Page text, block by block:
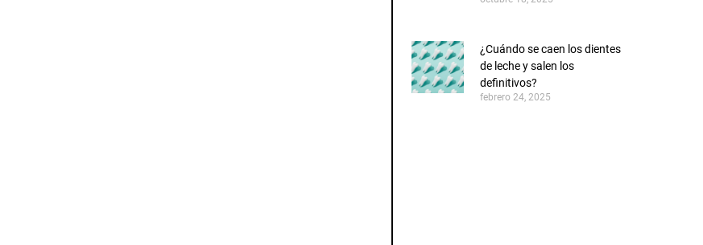
¿Cuándo se caen los dientes
de leche y salen los
definitivos?
febrero 24, 2025